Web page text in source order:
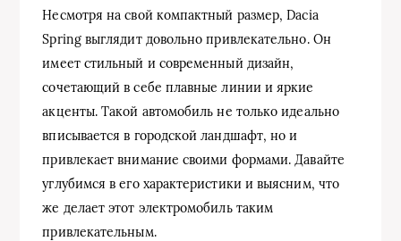
Несмотря на свой компактный размер, Dacia
Spring выглядит довольно привлекательно. Он
имеет стильный и современный дизайн,
сочетающий в себе плавные линии и яркие
акценты. Такой автомобиль не только идеально
вписывается в городской ландшафт, но и
привлекает внимание своими формами. Давайте
углубимся в его характеристики и выясним, что
же делает этот электромобиль таким
привлекательным.